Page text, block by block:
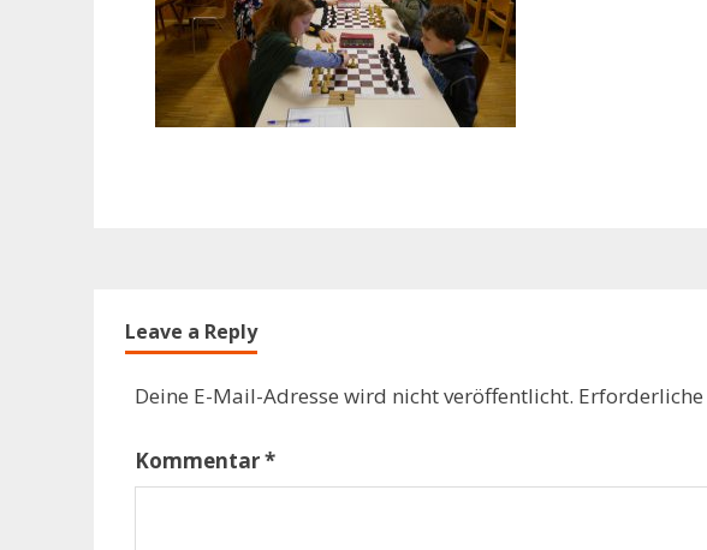
Leave a Reply
Deine E-Mail-Adresse wird nicht veröffentlicht.
Kommentar*